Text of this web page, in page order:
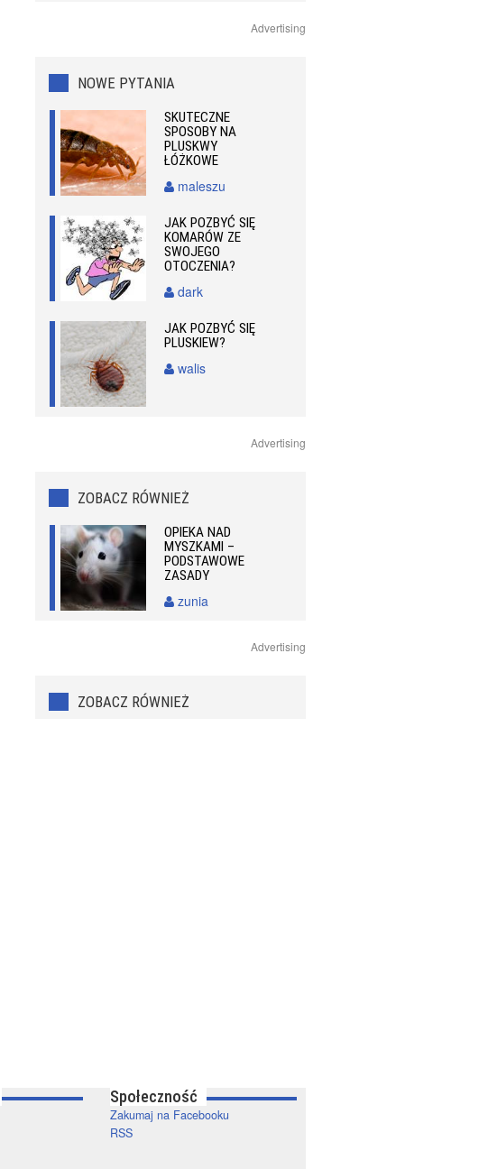
Advertising
NOWE PYTANIA
SKUTECZNE
SPOSOBY NA
PLUSKWY
ŁÓŻKOWE
maleszu
JAK POZBYĆ SIĘ
KOMARÓW ZE
SWOJEGO
OTOCZENIA?
dark
JAK POZBYĆ SIĘ
PLUSKIEW?
walis
Advertising
ZOBACZ RÓWNIEŻ
OPIEKA NAD
MYSZKAMI –
PODSTAWOWE
ZASADY
zunia
Advertising
ZOBACZ RÓWNIEŻ
Społeczność
Zakumaj na Facebooku
RSS